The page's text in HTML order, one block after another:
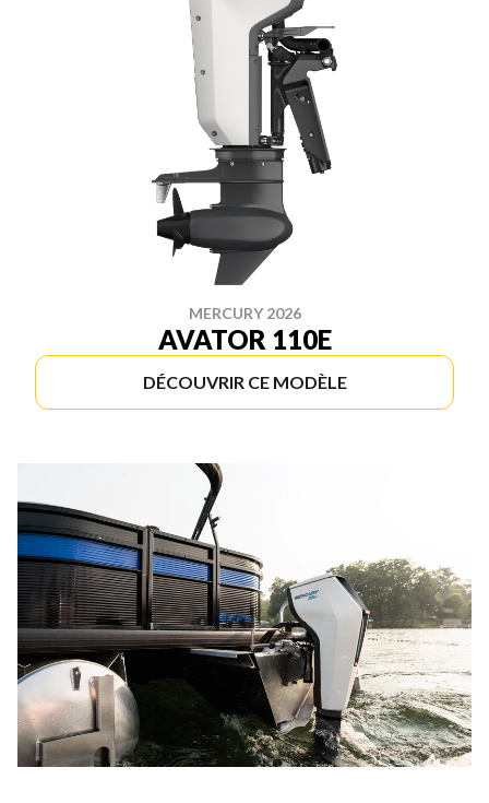
MERCURY 2026
AVATOR 110E
DÉCOUVRIR CE MODÈLE